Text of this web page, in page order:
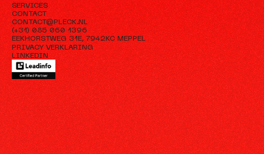
Services
SERVICES
Contact
CONTACT
contact@pleck.nl
CONTACT@PLECK.NL
(+31) 085 060 1396
(+31) 085 060 1396
Eekhorstweg 31E, 7942KC Meppel
EEKHORSTWEG 31E, 7942KC MEPPEL
PRIVACY VERKLARING
PRIVACY VERKLARING
Linkedin
LINKEDIN